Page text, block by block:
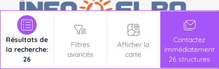
Résultats de
la recherche:
26
Filtres
avancés
Afficher la
carte
Contactez
immédiatement
26 structures
©1999-2026 Infoelba s.r.l. Unipersonale- Viale Teseo Tesei, 12 -
Centro Servizi Il Molino - 57037 Portoferraio (LI)
P. IVA e C.F. 01130150491 - capitale sociale €10.000,00 i.v. -